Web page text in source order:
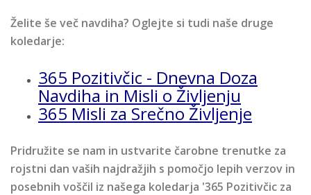
Želite še več navdiha? Oglejte si tudi naše druge
koledarje:
365 Pozitivčic - Dnevna Doza
Navdiha in Misli o Življenju
365 Misli za Srečno Življenje
Pridružite se nam in ustvarite čarobne trenutke za
rojstni dan vaših najdražjih s pomočjo lepih verzov in
posebnih voščil iz našega koledarja '365 Pozitivčic za